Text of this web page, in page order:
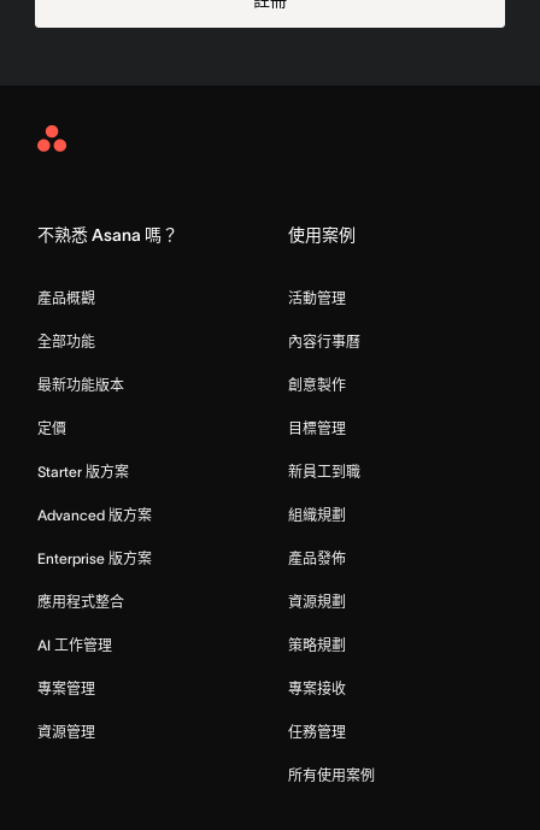
Asana
不熟悉 Asana 嗎？
產品概觀
全部功能
最新功能版本
定價
Starter 版方案
Advanced 版方案
Enterprise 版方案
應用程式整合
AI 工作管理
專案管理
資源管理
使用案例
活動管理
內容行事曆
創意製作
目標管理
新員工到職
組織規劃
產品發佈
資源規劃
策略規劃
專案接收
任務管理
所有使用案例